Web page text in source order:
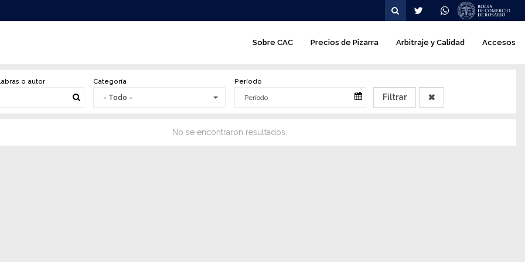
principal
Sobre CAC Precios de Pizarra Arbitraje y Calidad Accesos
o autor
Categoría
- Todo -
Período
No se encontraron resultados.